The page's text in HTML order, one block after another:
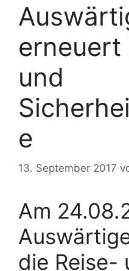
erneuert
und
e
13. September 2017
Am
die Reise-